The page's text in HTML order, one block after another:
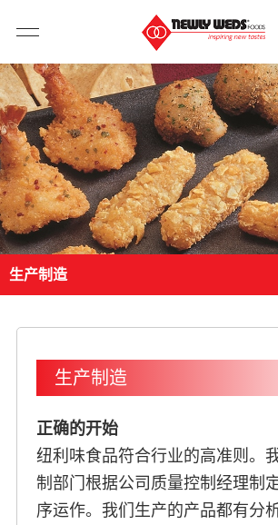
生产制造
生产制造
正确的开始
纽利味食品符合行业的高准则。
制部门根据公司质量控制经理制
序运作。我们生产的产品都有分